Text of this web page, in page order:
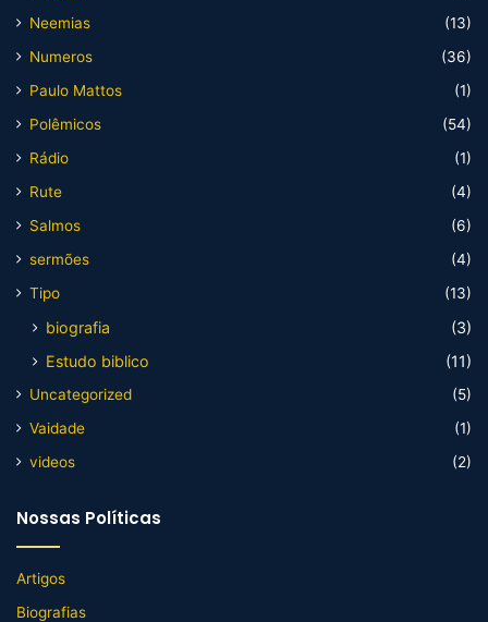
Neemias
(13)
Numeros
(36)
Paulo Mattos
(1)
Polêmicos
(54)
Rádio
(1)
Rute
(4)
Salmos
(6)
sermões
(4)
Tipo
(13)
biografia
(3)
Estudo biblico
(11)
Uncategorized
(5)
Vaidade
(1)
videos
(2)
Nossas Políticas
Artigos
Biografias